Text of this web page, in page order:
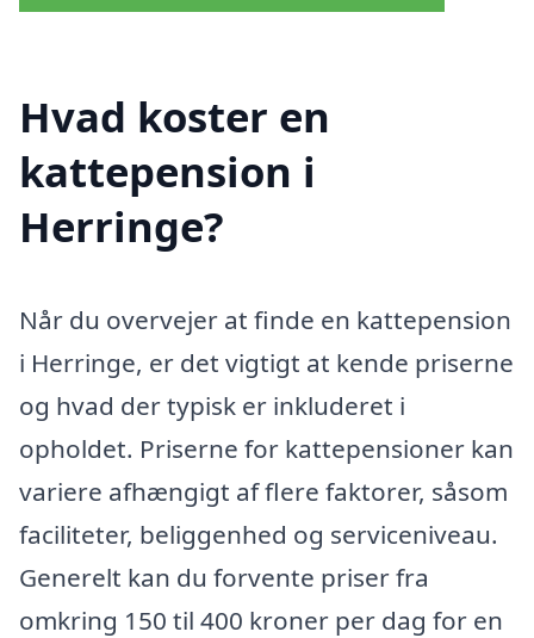
Hvad koster en
kattepension i
Herringe?
Når du overvejer at finde en kattepension
i Herringe, er det vigtigt at kende priserne
og hvad der typisk er inkluderet i
opholdet. Priserne for kattepensioner kan
variere afhængigt af flere faktorer, såsom
faciliteter, beliggenhed og serviceniveau.
Generelt kan du forvente priser fra
omkring 150 til 400 kroner per dag for en